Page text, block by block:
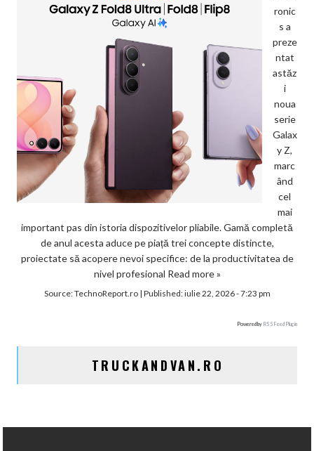
ronic
s a
preze
ntat
astăz
i
noua
serie
Galax
y Z,
marc
ând
cel
mai
important pas din istoria dispozitivelor pliabile. Gamă completă
de anul acesta aduce pe piață trei concepte distincte,
proiectate să acopere nevoi specifice: de la productivitatea de
nivel profesional Read more »
Source:TechnoReport.ro| Published:iulie 22, 2026 - 7:23 pm
Powered by RSS Feed Plugin
TRUCKANDVAN.RO